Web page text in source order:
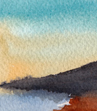
Manzana